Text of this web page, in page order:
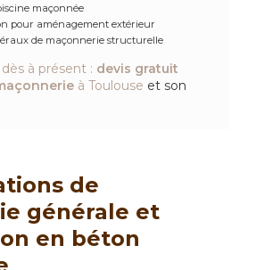
maçonnée
pour aménagement extérieur
de maçonnerie structurelle
à présent : devis gratuit
à Toulouse et son
de
générale et
en béton